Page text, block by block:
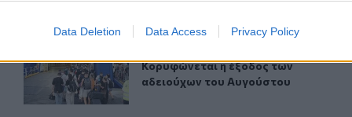
Data Deletion Data Access Privacy Policy
πατίνι
που έπεσε από ηλεκτρικό πατίνι
Κορυφώνεται η έξοδος των
Κορυφώνεται η έξοδος των
αδειούχων του Αυγούστου